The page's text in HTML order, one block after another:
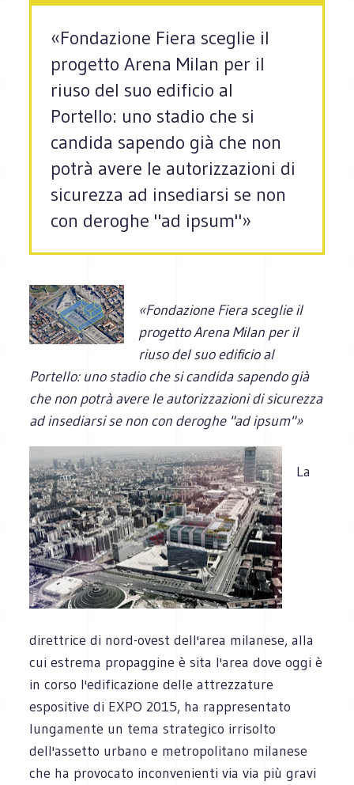
«Fondazione Fiera sceglie il
progetto Arena Milan per il
riuso del suo edificio al
Portello: uno stadio che si
candida sapendo già che non
potrà avere le autorizzazioni di
sicurezza ad insediarsi se non
con deroghe "ad ipsum"»
«Fondazione Fiera sceglie il
progetto Arena Milan per il
riuso del suo edificio al
Portello: uno stadio che si candida sapendo già
che non potrà avere le autorizzazioni di sicurezza
ad insediarsi se non con deroghe "ad ipsum"»
La
direttrice di nord-ovest dell'area milanese, alla
cui estrema propaggine è sita l'area dove oggi è
in corso l'edificazione delle attrezzature
espositive di EXPO 2015, ha rappresentato
lungamente un tema strategico irrisolto
dell'assetto urbano e metropolitano milanese
che ha provocato inconvenienti via via più gravi